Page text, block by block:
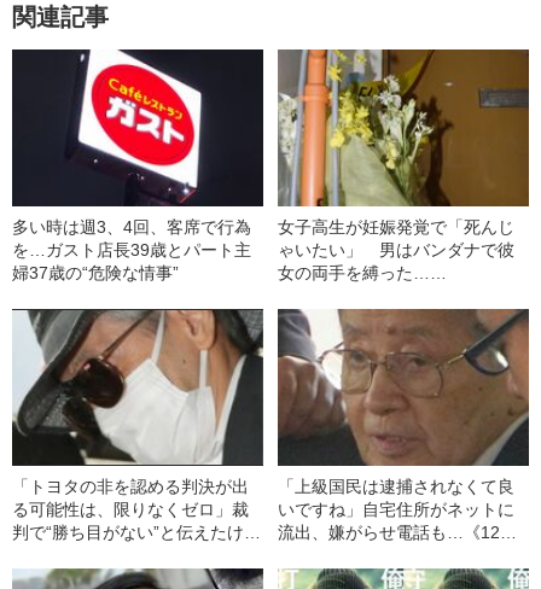
関連記事
多い時は週3、4回、客席で行為
を…ガスト店長39歳とパート主
婦37歳の“危険な情事”
女子高生が妊娠発覚で「死んじ
ゃいたい」 男はバンダナで彼
女の両手を縛った……
「トヨタの非を認める判決が出
る可能性は、限りなくゼロ」裁
判で“勝ち目がない”と伝えたけれ
幸三を説得できなかった「長男
「上級国民は逮捕されなくて良
いですね」自宅住所がネットに
流出、嫌がらせ電話も…《12人
の長男が直面した「加害者家族